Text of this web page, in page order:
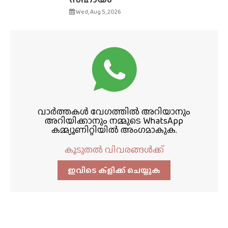
Wed, Aug 5, 2026
വാർത്തകൾ വേഗത്തിൽ അറിയാനും
അറിയിക്കാനും നമ്മുടെ WhatsApp
കമ്മ്യൂണിറ്റിയിൽ അംഗമാകുക.
കൂടുതൽ വിവരങ്ങൾക്ക്
ഇവിടെ ക്ളിക്ക്‌ ചെയ്യുക